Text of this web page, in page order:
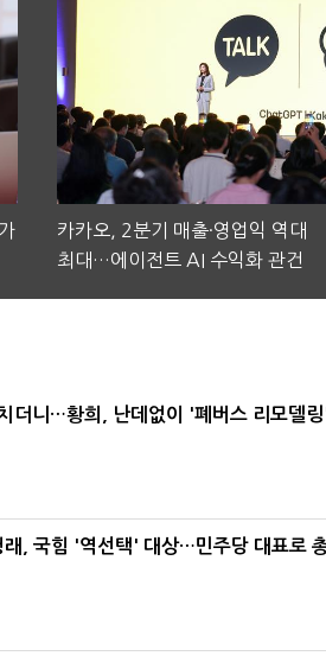
카카오, 2분기 매출·영업익 역대
최대…에이전트 AI 수익화 관건
더니…황희, 난데없이 '폐버스 리모델
래, 국힘 '역선택' 대상…민주당 대표로